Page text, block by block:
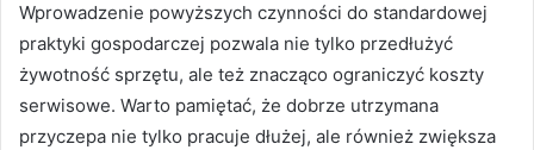
Wprowadzenie powyższych czynności do standardowej
praktyki gospodarczej pozwala nie tylko przedłużyć
żywotność sprzętu, ale też znacząco ograniczyć koszty
serwisowe. Warto pamiętać, że dobrze utrzymana
przyczepa nie tylko pracuje dłużej, ale również zwiększa